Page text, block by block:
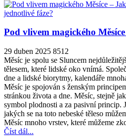
Pod vlivem magického
29 duben 2025 8512
Měsíc je spolu se Sluncem
tělesem, které lidské oko vnímá.
dne a lidské biorytmy, kalendáře
Měsíc je spojován s ženským
stránkou života a dne. Měsíc, stejně
symbol plodnosti a za pasivní princip.
jakých se na toto nebeské těleso
Měsíc mnoho vrstev, které můžeme
Číst dál...